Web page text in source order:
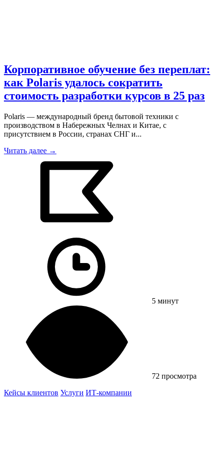
Корпоративное обучение без переплат:
как Polaris удалось сократить
стоимость разработки курсов в 25 раз
Polaris — международный бренд бытовой техники с
производством в Набережных Челнах и Китае, с
присутствием в России, странах СНГ и...
Читать далее →
5 минут
72 просмотра
Кейсы клиентов Услуги ИТ-компании